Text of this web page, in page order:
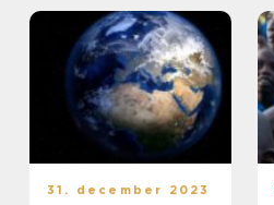
31. december 2023